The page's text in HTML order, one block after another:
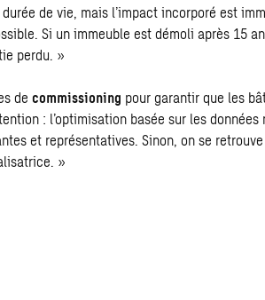
de vie, mais l’impact incorporé est
Si un immeuble est démoli après 15
perdu. »
de commissioning pour garantir que les
: l’optimisation basée sur les données
et représentatives. Sinon, on se
»